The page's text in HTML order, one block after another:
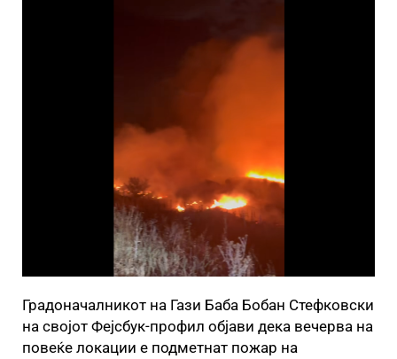
Градоначалникот на Гази Баба Бобан Стефковски
на својот Фејсбук-профил објави дека вечерва на
повеќе локации е подметнат пожар на